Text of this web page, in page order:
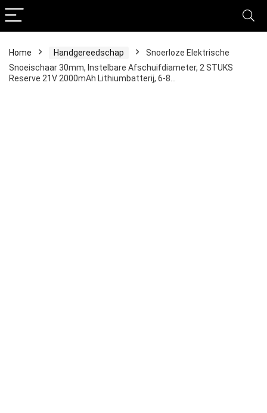
Home Handgereedschap
Snoerloze Elektrische
Snoeischaar 30mm, Instelbare Afschuifdiameter, 2 STUKS
Reserve 21V 2000mAh Lithiumbatterij, 6-8…